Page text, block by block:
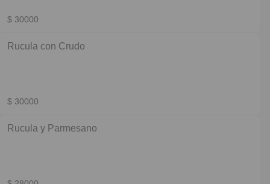
$ 30000
Rucula con Crudo
$ 30000
Rucula y Parmesano